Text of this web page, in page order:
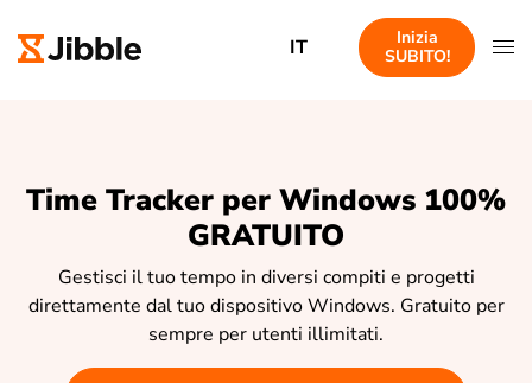
IT
Inizia
SUBITO!
Time Tracker per Windows 100%
GRATUITO
Gestisci il tuo tempo in diversi compiti e progetti
direttamente dal tuo dispositivo Windows. Gratuito per
sempre per utenti illimitati.